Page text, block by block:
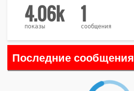
4.06k
показы 1
сообщения
Последние сообщения